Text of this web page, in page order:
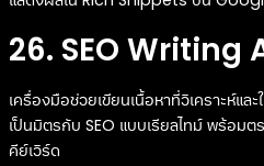
26. SEO Writing
เครื่องมือช่วยเขียนเนื้อหาที่วิเคราะห์แล
เป็นมิตรกับ SEO แบบเรียลไทม์ พร้อมต
คีย์เวิร์ด